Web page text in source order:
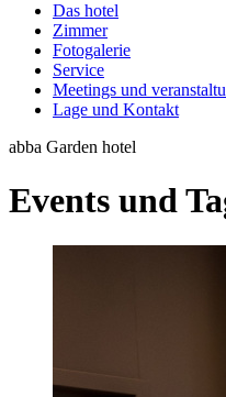
Das hotel
Zimmer
Fotogalerie
Service
Meetings und
Lage und Kontakt
abba Garden hotel
Events und